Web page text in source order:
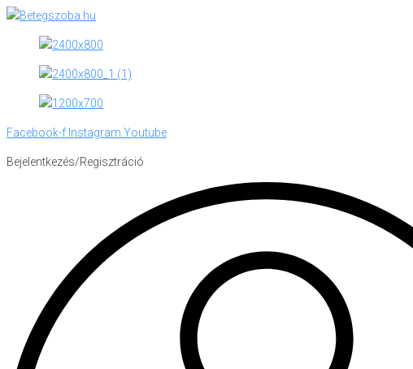
Skip
content
Facebook-f Instagram Youtube
Bejelentkezés/Regisztráció